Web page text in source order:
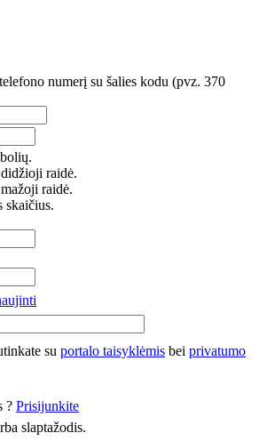
numerį su šalies kodu (pvz. 370
raidė.
raidė.
skaičius.
su portalo taisyklėmis bei privatumo
? Prisijunkite
slaptažodis.